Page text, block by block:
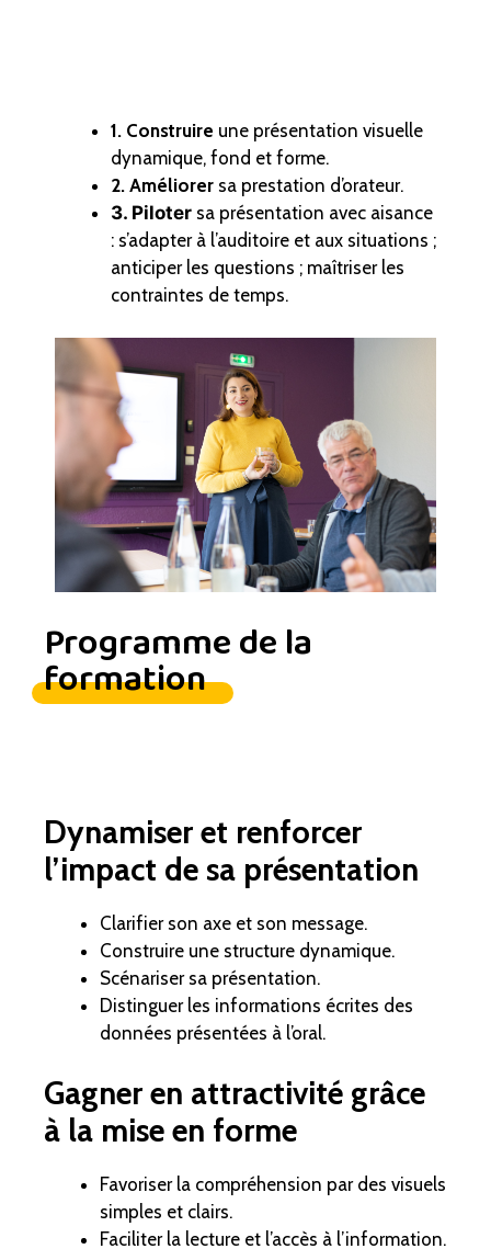
1. Construire une présentation visuelle
dynamique, fond et forme.
2. Améliorer sa prestation d’orateur.
3. Piloter sa présentation avec aisance
: s’adapter à l’auditoire et aux situations ;
anticiper les questions ; maîtriser les
contraintes de temps.
Programme de la
formation
Dynamiser et renforcer
l’impact de sa présentation
Clarifier son axe et son message.
Construire une structure dynamique.
Scénariser sa présentation.
Distinguer les informations écrites des
données présentées à l’oral.
Gagner en attractivité grâce
à la mise en forme
Favoriser la compréhension par des visuels
simples et clairs.
Faciliter la lecture et l’accès à l’information.